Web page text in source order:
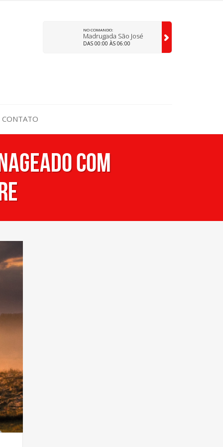
NO COMANDO:
Madrugada São José
DAS 00:00 ÀS 06:00
CONTATO
com